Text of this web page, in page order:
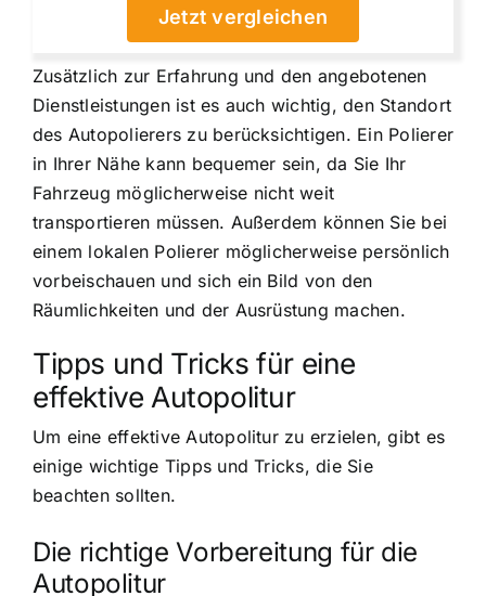
Jetzt vergleichen
Zusätzlich zur Erfahrung und den angebotenen
Dienstleistungen ist es auch wichtig, den Standort
des Autopolierers zu berücksichtigen. Ein Polierer
in Ihrer Nähe kann bequemer sein, da Sie Ihr
Fahrzeug möglicherweise nicht weit
transportieren müssen. Außerdem können Sie bei
einem lokalen Polierer möglicherweise persönlich
vorbeischauen und sich ein Bild von den
Räumlichkeiten und der Ausrüstung machen.
Tipps und Tricks für eine
effektive Autopolitur
Um eine effektive Autopolitur zu erzielen, gibt es
einige wichtige Tipps und Tricks, die Sie
beachten sollten.
Die richtige Vorbereitung für die
Autopolitur